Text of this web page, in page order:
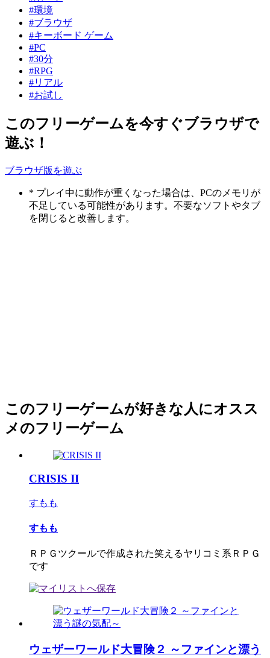
#環境
#ブラウザ
#キーボード ゲーム
#PC
#30分
#RPG
#リアル
#お試し
このフリーゲームを今すぐブラウザで
遊ぶ！
ブラウザ版を遊ぶ
* プレイ中に動作が重くなった場合は、PCのメモリが
不足している可能性があります。不要なソフトやタブ
を閉じると改善します。
このフリーゲームが好きな人にオスス
メのフリーゲーム
CRISIS II
すもも
すもも
ＲＰＧツクールで作成された笑えるヤリコミ系ＲＰＧ
です
ウェザーワールド大冒険２ ～ファインと漂う